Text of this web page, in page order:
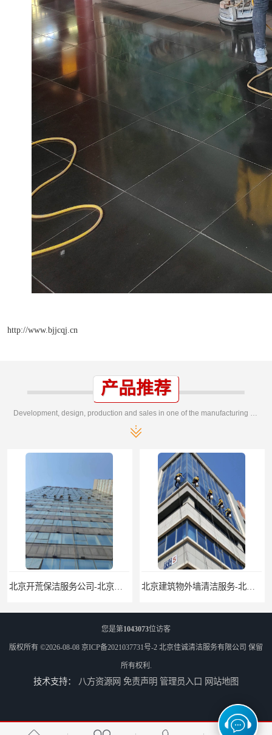
http://www.bjjcqj.cn
产品推荐
您是第1043073位访客
版权所有 ©2026-08-08 京ICP备2021037731号-2 北京佳诚清洁服务有限公司 保留
所有权利.
技术支持： 八方资源网 免责声明 管理员入口 网站地图